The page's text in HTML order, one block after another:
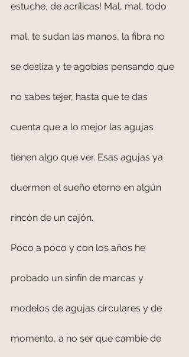
estuche, de acrílicas! Mal, mal, todo
mal, te sudan las manos, la fibra no
se desliza y te agobias pensando que
no sabes tejer, hasta que te das
cuenta que a lo mejor las agujas
tienen algo que ver. Esas agujas ya
duermen el sueño eterno en algún
rincón de un cajón.
Poco a poco y con los años he
probado un sinfín de marcas y
modelos de agujas circulares y de
momento, a no ser que cambie de